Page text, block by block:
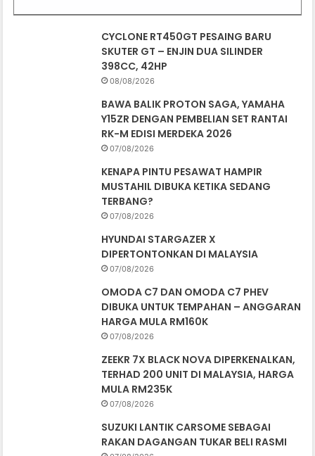
CYCLONE RT450GT PESAING BARU
SKUTER GT – ENJIN DUA SILINDER
398CC, 42HP
08/08/2026
BAWA BALIK PROTON SAGA, YAMAHA
Y15ZR DENGAN PEMBELIAN SET RANTAI
RK-M EDISI MERDEKA 2026
07/08/2026
KENAPA PINTU PESAWAT HAMPIR
MUSTAHIL DIBUKA KETIKA SEDANG
TERBANG?
07/08/2026
HYUNDAI STARGAZER X
DIPERTONTONKAN DI MALAYSIA
07/08/2026
OMODA C7 DAN OMODA C7 PHEV
DIBUKA UNTUK TEMPAHAN – ANGGARAN
HARGA MULA RM160K
07/08/2026
ZEEKR 7X BLACK NOVA DIPERKENALKAN,
TERHAD 200 UNIT DI MALAYSIA, HARGA
MULA RM235K
07/08/2026
SUZUKI LANTIK CARSOME SEBAGAI
RAKAN DAGANGAN TUKAR BELI RASMI